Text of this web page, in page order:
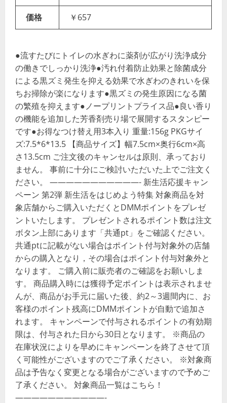
価格 ￥657
●流すたびにトイレの水ぎわに薬剤が広がり洗浄成分
の働きでしっかり洗浄●汚れ付着防止効果と除菌成分
による黒ズミ発生を抑える効果で水ぎわのきれいを保
ちお掃除が楽になります●黒ズミの発生原因になる菌
の繁殖を抑えます●ノープリントプライス品●良い香り
の機能を追加した芳香剤売り場で展開するスタンピー
です●お得なつけ替え用3本入り 重量:156g PKGサイ
ズ:7.5*6*13.5 【商品サイズ】幅7.5cm×奥行6cm×高
さ13.5cm ご注文後のキャンセルは原則、承っており
ません。 事前に十分にご検討いただいた上でご注文く
ださい。 ———————————- 新生活応援キャン
ペーン 第2弾 新生活をはじめよう特集 対象商品を対
象店舗からご購入いただくとDMMポイントをプレゼ
ントいたします。 プレゼントされるポイント数は注文
ボタン上部にあります「共通pt」をご確認ください。
共通ptに記載がない場合はポイント付与対象外の店舗
からの購入となり，その場合はポイント付与対象外と
なります。 ご購入前に販売者のご確認をお願いしま
す。 商品購入時には獲得予定ポイントは表示されませ
んが、商品がお手元に届いた後、約2～3週間内に、お
客様のポイント残高にDMMポイントが自動で追加さ
れます。 キャンペーンで付与されるポイントの有効期
限は、付与された日から30日となります。 ※商品の
在庫状況によりを早めにキャンペーンを終了させて頂
く可能性がございますのでご了承ください。 ※対象商
品は予告なく変更となる場合がございますので予めご
了承ください。 対象商品一覧はこちら！
———————————-